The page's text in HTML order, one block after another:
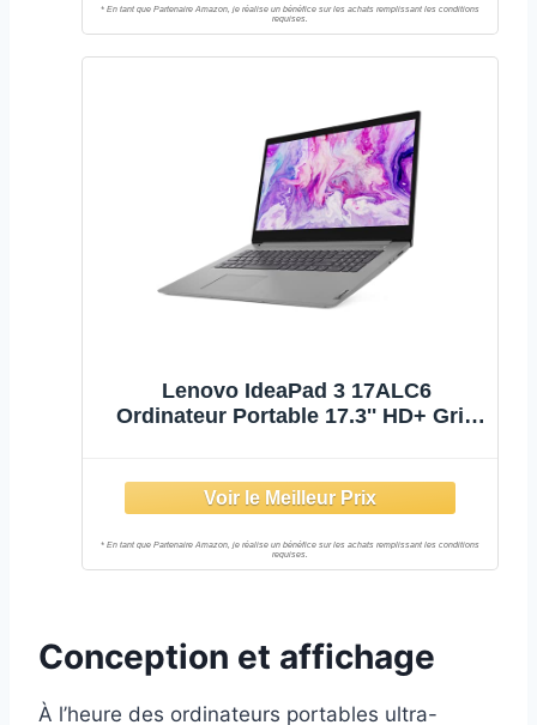
Lenovo IdeaPad 3 17ALC6
Ordinateur Portable 17.3'' HD+ Gris
- Clavier AZERTY, Arctic Grey
Conception et affichage
À l’heure des ordinateurs portables ultra-